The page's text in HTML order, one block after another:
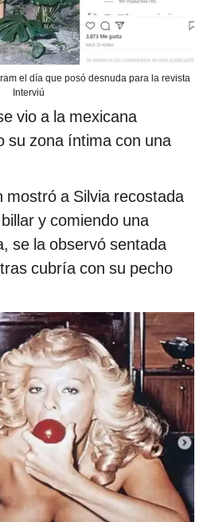
el día que posó desnuda para la revista
Interviú
vio a la mexicana
su zona íntima con una
mostró a Silvia recostada
y comiendo una
se la observó sentada
cubría con su pecho